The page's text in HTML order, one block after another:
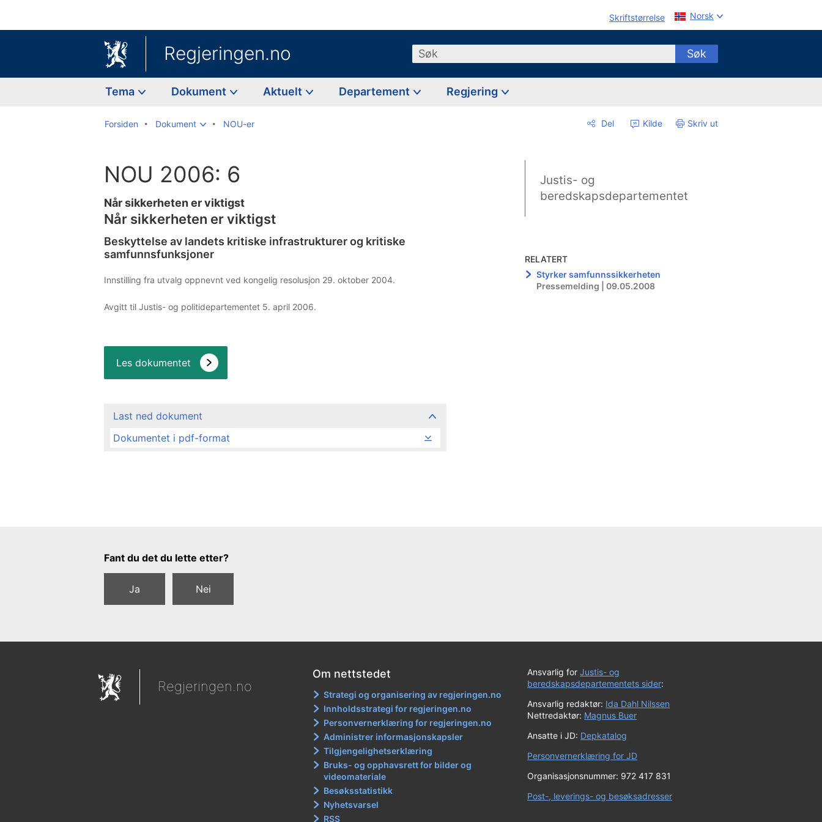
Skriftstørrelse Norsk
Regjeringen.no Søk Søk
Tema Dokument Aktuelt Departement Regjering
Forsiden Dokument NOU-er Del Kilde Skriv ut
NOU 2006: 6
Når sikkerheten er viktigst
Når sikkerheten er viktigst
Beskyttelse av landets kritiske infrastrukturer og kritiske
samfunnsfunksjoner
Innstilling fra utvalg oppnevnt ved kongelig resolusjon 29. oktober 2004.
Avgitt til Justis- og politidepartementet 5. april 2006.
Les dokumentet
Last ned dokument
Dokumentet i pdf-format
Justis- og
beredskapsdepartementet
RELATERT
Styrker samfunnssikkerheten
Pressemelding | 09.05.2008
Tilbakemeldingsskjema
Fant du det du lette etter?
Ja Nei
Regjeringen.no
Om nettstedet
Strategi og organisering av regjeringen.no
Innholdsstrategi for regjeringen.no
Personvernerklæring for regjeringen.no
Administrer informasjonskapsler
Tilgjengelighetserklæring
Bruks- og opphavsrett for bilder og
videomateriale
Besøksstatistikk
Nyhetsvarsel
RSS
Ansvarlig forJustis- og
beredskapsdepartementets sider:
Ansvarlig redaktør: Ida Dahl Nilssen
Nettredaktør: Magnus Buer
Ansatte i JD: Depkatalog
Personvernerklæring for JD
Organisasjonsnummer: 972 417 831
Post-, leverings- og besøksadresser